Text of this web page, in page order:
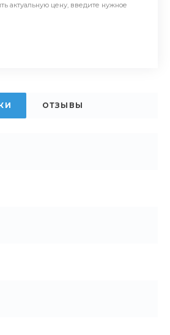
актуальную цену, введите нужное
ОТЗЫВЫ